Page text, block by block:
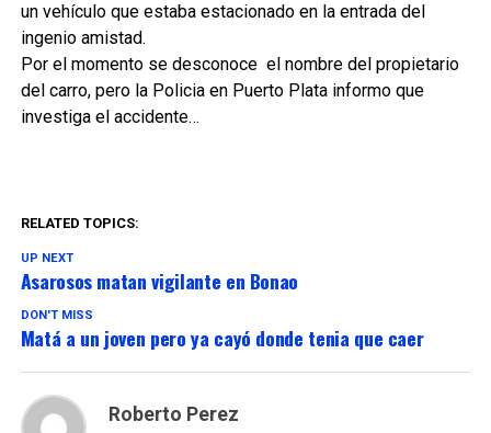
un vehículo que estaba estacionado en la entrada del
ingenio amistad.
Por el momento se desconoce el nombre del propietario
del carro, pero la Policia en Puerto Plata informo que
investiga el accidente…
RELATED TOPICS:
UP NEXT
Asarosos matan vigilante en Bonao
DON'T MISS
Matá a un joven pero ya cayó donde tenia que caer
Roberto Perez